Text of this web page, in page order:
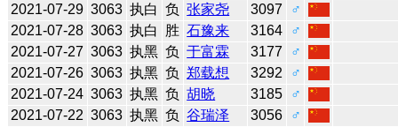
2021-07-29 3063 执白 负 张家尧 3097
♂
2021-07-28 3063 执白 胜 石豫来 3164
♂
2021-07-27 3063 执黑 负 于富霖 3177
♂
2021-07-26 3063 执黑 负 郑载想 3292
♂
2021-07-24 3063 执黑 负 胡晓 3185
♂
2021-07-22 3063 执黑 负 谷瑞泽 3056
♂